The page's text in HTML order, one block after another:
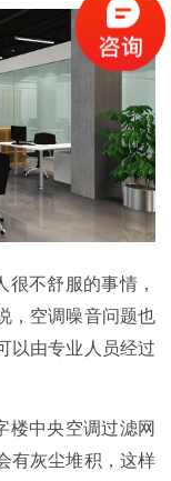
不舒服的事情，
，空调噪音问题也
以由专业人员经过
楼中央空调过滤网
有灰尘堆积，这样